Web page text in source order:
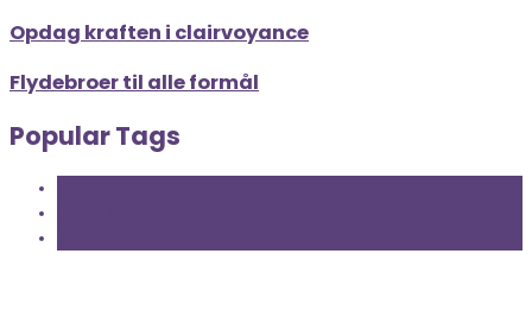
Opdag kraften i clairvoyance
Flydebroer til alle formål
Popular Tags